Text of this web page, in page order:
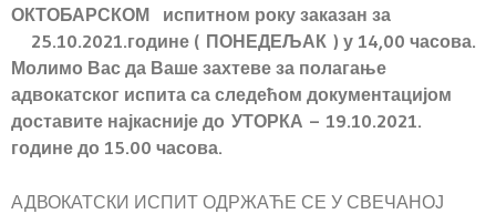
ОКТОБАРСКОМ испитном року заказан за
25.10.2021.године ( ПОНЕДЕЉАК ) у 14,00 часова.
Молимо Вас да Ваше захтеве за полагање
адвокатског испита са следећом документацијом
доставите најкасније до УТОРКА – 19.10.2021.
године до 15.00 часова.
АДВОКАТСКИ ИСПИТ ОДРЖАЋЕ СЕ У СВЕЧАНОЈ